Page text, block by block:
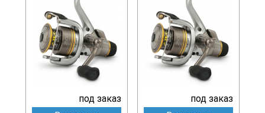
под заказ
под заказ